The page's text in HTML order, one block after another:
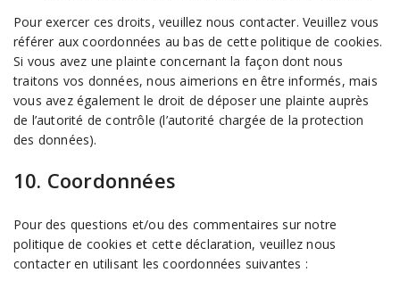
Pour exercer ces droits, veuillez nous contacter. Veuillez vous
référer aux coordonnées au bas de cette politique de cookies.
Si vous avez une plainte concernant la façon dont nous
traitons vos données, nous aimerions en être informés, mais
vous avez également le droit de déposer une plainte auprès
de l’autorité de contrôle (l’autorité chargée de la protection
des données).
10. Coordonnées
Pour des questions et/ou des commentaires sur notre
politique de cookies et cette déclaration, veuillez nous
contacter en utilisant les coordonnées suivantes :